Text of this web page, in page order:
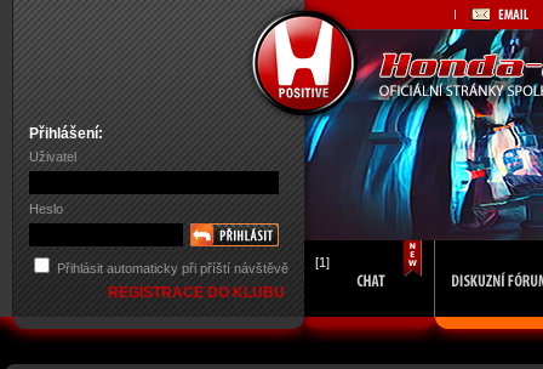
Přihlášení:
Uživatel
Heslo
Přihlásit automaticky při příští návštěvě
REGISTRACE DO KLUBU
[1]